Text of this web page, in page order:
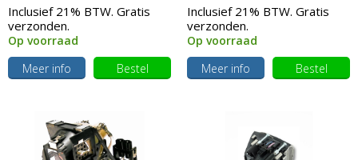
Inclusief 21% BTW. Gratis
verzonden.
Op voorraad
Meer info
Bestel
Inclusief 21% BTW. Gratis
verzonden.
Op voorraad
Meer info
Bestel